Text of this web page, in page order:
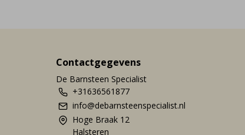
Contactgegevens
De Barnsteen Specialist
+31636561877
info@debarnsteenspecialist.nl
Hoge Braak 12
Halsteren